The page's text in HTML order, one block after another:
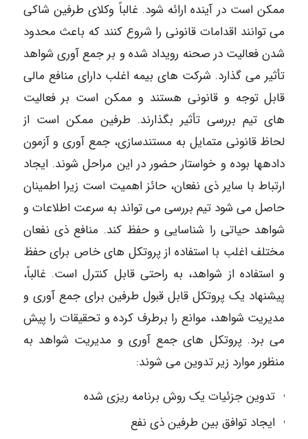
ممکن است در آینده ارائه شود. غالباً وکلای طرفین شاکی
می توانند اقدامات قانونی را شروع کنند که باعث محدود
شدن فعالیت در صحنه رویداد شده و بر جمع آوری شواهد
تأثیر می گذارد. شرکت های بیمه اغلب دارای منافع مالی
قابل توجه و قانونی هستند و ممکن است بر فعالیت
های تیم بررسی تأثیر بگذارند. طرفین ممکن است از
لحاظ قانونی متمایل به مستندسازی، جمع آوری و آزمون
دادهها بوده و خواستار حضور در این مراحل شوند. ایجاد
ارتباط با سایر ذی نفعان، حائز اهمیت است زیرا اطمینان
حاصل می شود تیم بررسی می تواند به سرعت اطلاعات و
شواهد حیاتی را شناسایی و حفظ کند. منافع ذی نفعان
مختلف اغلب با استفاده از پروتکل های خاص برای حفظ
و استفاده از شواهد، به راحتی قابل کنترل است. غالباً،
پیشنهاد یک پروتکل قابل قبول طرفین برای جمع آوری و
مدیریت شواهد، موانع را برطرف کرده و تحقیقات را پیش
می برد. پروتکل های جمع آوری و مدیریت شواهد به
منظور موارد زیر تدوین می شوند:
تدوین جزئیات یک روش برنامه ریزی شده
ایجاد توافق بین طرفین ذی نفع